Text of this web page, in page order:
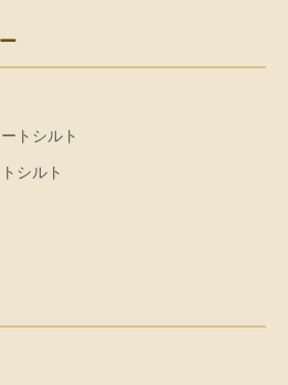
トシルト
シルト